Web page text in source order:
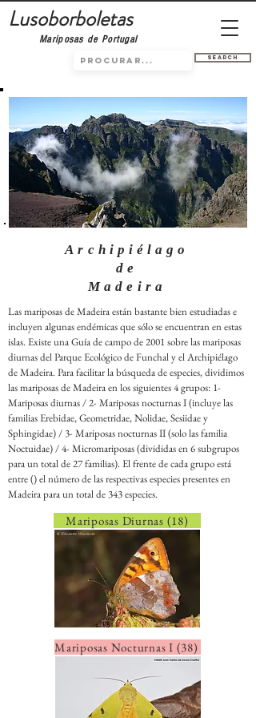
Lusoborboletas
Mariposas de Portugal
Search
Archipiélago
de
Madeira
Las mariposas de Madeira están bastante bien estudiadas e
incluyen algunas endémicas que sólo se encuentran en estas
islas. Existe una Guía de campo de 2001 sobre las mariposas
diurnas del Parque Ecológico de Funchal y el Archipiélago
de Madeira. Para facilitar la búsqueda de especies, dividimos
las mariposas de Madeira en los siguientes 4 grupos: 1-
Mariposas diurnas / 2- Mariposas nocturnas I (incluye las
familias Erebidae, Geometridae, Nolidae, Sesiidae y
Sphingidae) / 3- Mariposas nocturnas II (solo las familia
Noctuidae) / 4- Micromariposas (divididas en 6 subgrupos
para un total de 27 familias). El frente de cada grupo está
entre () el número de las respectivas especies presentes en
Madeira para un total de 343 especies.
Mariposas Diurnas (18)
Mariposas Nocturnas I (38)